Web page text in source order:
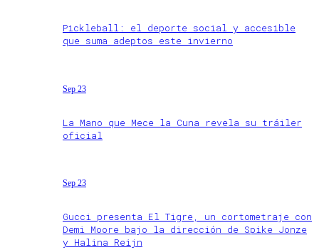
Pickleball: el deporte social y accesible
que suma adeptos este invierno
Sep 23
La Mano que Mece la Cuna revela su tráiler
oficial
Sep 23
Gucci presenta El Tigre, un cortometraje con
Demi Moore bajo la dirección de Spike Jonze
y Halina Reijn